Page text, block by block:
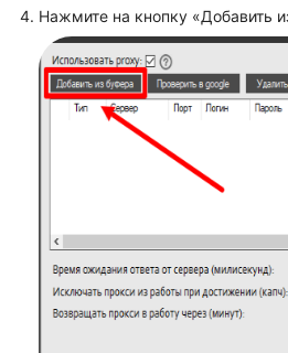
Нажмите на кнопку «Добавить